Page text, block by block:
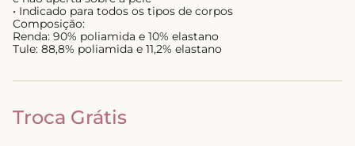
• Indicado para todos os tipos de corpos
Composição:
Renda: 90% poliamida e 10% elastano
Tule: 88,8% poliamida e 11,2% elastano
Troca Grátis